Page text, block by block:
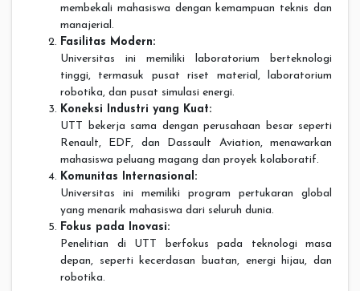
membekali mahasiswa dengan kemampuan teknis dan
manajerial.
Fasilitas Modern:
Universitas ini memiliki laboratorium berteknologi
tinggi, termasuk pusat riset material, laboratorium
robotika, dan pusat simulasi energi.
Koneksi Industri yang Kuat:
UTT bekerja sama dengan perusahaan besar seperti
Renault, EDF, dan Dassault Aviation, menawarkan
mahasiswa peluang magang dan proyek kolaboratif.
Komunitas Internasional:
Universitas ini memiliki program pertukaran global
yang menarik mahasiswa dari seluruh dunia.
Fokus pada Inovasi:
Penelitian di UTT berfokus pada teknologi masa
depan, seperti kecerdasan buatan, energi hijau, dan
robotika.